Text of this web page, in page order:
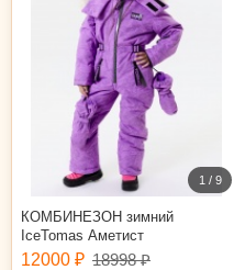
1 / 9
КОМБИНЕЗОН зимний
IceTomas Аметист
12000 ₽ 18998 ₽